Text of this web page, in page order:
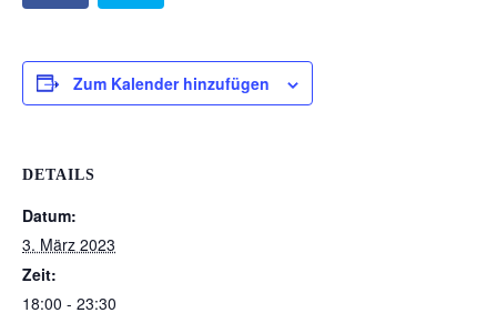
Zum Kalender hinzufügen
DETAILS
Datum:
3. März 2023
Zeit:
18:00 - 23:30